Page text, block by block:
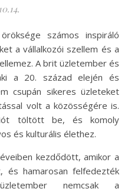
a vállalkozói szellem és a
A brit üzletember és
a 20. század elején és
csupán sikeres üzleteket
volt a közösségére is.
töltött be, és komoly
és kulturális élethez.
kezdődött, amikor a
és hamarosan felfedezték
nemcsak a